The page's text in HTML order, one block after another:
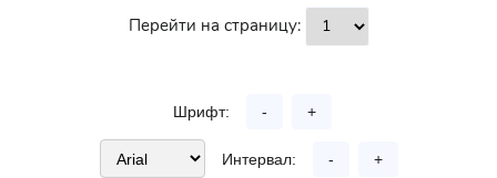
Перейти на страницу:
Шрифт: - +
Интервал: - +